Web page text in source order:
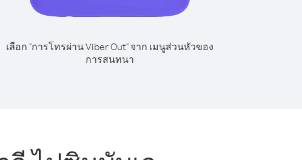
เลือก "การโทรผ่าน Viber Out" จาก เมนูส่วนหัวของ
การสนทนา